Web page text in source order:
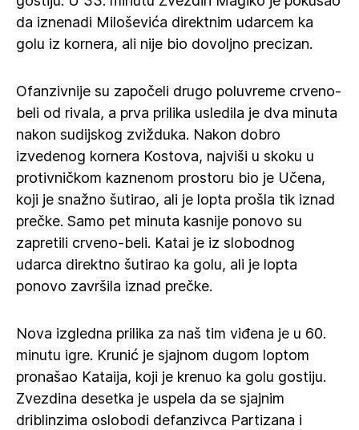
da iznenadi Miloševića direktnim udarcem ka
golu iz kornera, ali nije bio dovoljno precizan.
Ofanzivnije su započeli drugo poluvreme crveno-
beli od rivala, a prva prilika usledila je dva minuta
nakon sudijskog zvižduka. Nakon dobro
izvedenog kornera Kostova, najviši u skoku u
protivničkom kaznenom prostoru bio je Učena,
koji je snažno šutirao, ali je lopta prošla tik iznad
prečke. Samo pet minuta kasnije ponovo su
zapretili crveno-beli. Katai je iz slobodnog
udarca direktno šutirao ka golu, ali je lopta
ponovo završila iznad prečke.
Nova izgledna prilika za naš tim viđena je u 60.
minutu igre. Krunić je sjajnom dugom loptom
pronašao Kataija, koji je krenuo ka golu gostiju.
Zvezdina desetka je uspela da se sjajnim
driblinzima oslobodi defanzivca Partizana i